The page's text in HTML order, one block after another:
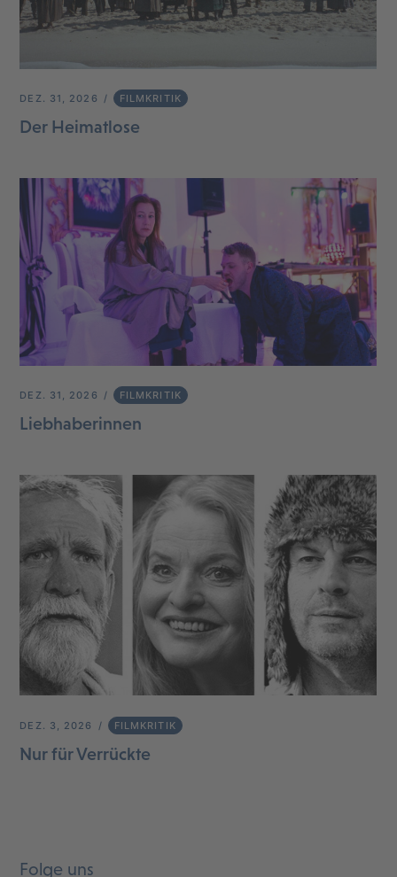
DEZ. 31, 2026 FILMKRITIK
Der Heimatlose
DEZ. 31, 2026 FILMKRITIK
Liebhaberinnen
DEZ. 3, 2026 FILMKRITIK
Nur für Verrückte
Folge uns